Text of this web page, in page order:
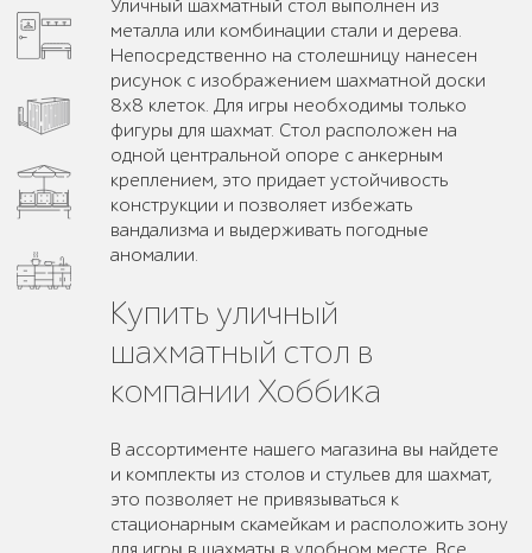
Уличный шахматный стол выполнен из
металла или комбинации стали и дерева.
Непосредственно на столешницу нанесен
рисунок с изображением шахматной доски
8х8 клеток. Для игры необходимы только
фигуры для шахмат. Стол расположен на
одной центральной опоре с анкерным
креплением, это придает устойчивость
конструкции и позволяет избежать
вандализма и выдерживать погодные
аномалии.
Купить уличный
шахматный стол в
компании Хоббика
В ассортименте нашего магазина вы найдете
и комплекты из столов и стульев для шахмат,
это позволяет не привязываться к
стационарным скамейкам и расположить зону